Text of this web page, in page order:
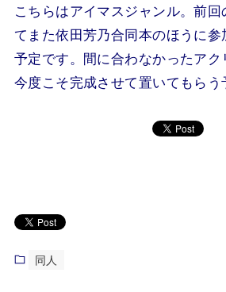
こちらはアイマスジャンル。前
てまた依田芳乃合同本のほうに参
予定です。間に合わなかったア
今度こそ完成させて置いてもらう
同人